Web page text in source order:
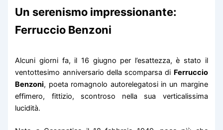
Un serenismo impressionante:
Ferruccio Benzoni
Alcuni giorni fa, il 16 giugno per l’esattezza, è stato il
ventottesimo anniversario della scomparsa di Ferruccio
Benzoni, poeta romagnolo autorelegatosi in un margine
effimero, fittizio, scontroso nella sua verticalissima
lucidità.